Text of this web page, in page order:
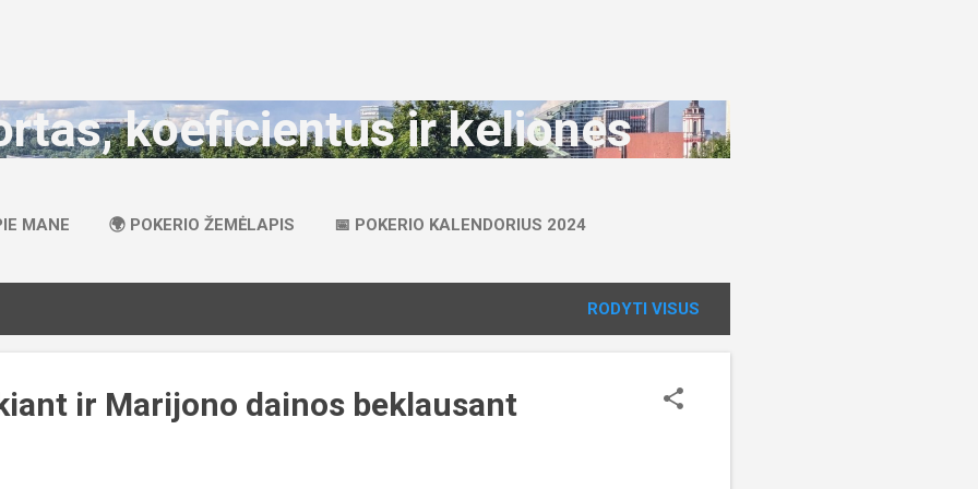
koeficientus ir keliones
MANE 🌍 POKERIO ŽEMĖLAPIS 📅 POKERIO KALENDORIUS 2024
RODYTI VISUS
ir Marijono dainos beklausant